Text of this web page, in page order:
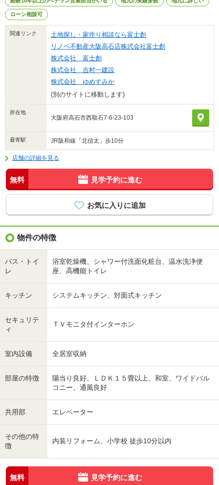
ローン相談可
関連リンク
土地探し・家作り相談なら富士創
リノベ不動産大阪高石店株式会社富士創
株式会社 富士創
株式会社 吉村一建設
株式会社 ゆめすみか
(別のサイトに移動します)
所在地
大阪府高石市西取石7-6-23-103
最寄駅 JR阪和線「北信太」歩10分
店舗の詳細を見る
無料 見学予約に進む
物件の特徴
バス・トイ
レ
浴室乾燥機、シャワー付洗面化粧台、温水洗浄便
座、高機能トイレ
キッチン システムキッチン、対面式キッチン
セキュリテ
ィ
ＴＶモニタ付インターホン
室内設備 全居室収納
部屋の特徴
陽当り良好、ＬＤＫ１５畳以上、和室、ワイドバル
コニー、通風良好
共用部 エレベーター
その他の特
徴
内装リフォーム、小学校 徒歩10分以内
無料 見学予約に進む